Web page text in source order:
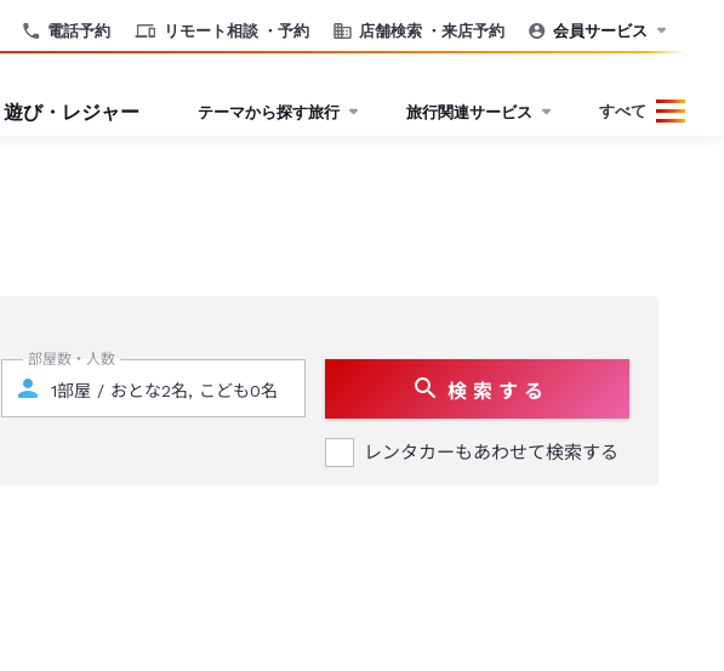
電話予約 リモート相談 ・予約 店舗検索 ・来店予約 会員サービス
遊び・レジャー テーマから探す旅行 旅行関連サービス すべて
部屋数・人数
検 索 す る
レンタカーもあわせて検索する